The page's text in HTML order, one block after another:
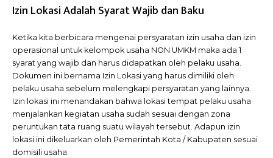
Izin Lokasi Adalah Syarat Wajib dan Baku
Ketika kita berbicara mengenai persyaratan izin usaha dan izin
operasional untuk kelompok usaha NON UMKM maka ada 1
syarat yang wajib dan harus didapatkan oleh pelaku usaha.
Dokumen ini bernama Izin Lokasi yang harus dimiliki oleh
pelaku usaha sebelum melengkapi persyaratan yang lainnya.
Izin lokasi ini menandakan bahwa lokasi tempat pelaku usaha
menjalankan kegiatan usaha sudah sesuai dengan zona
peruntukan tata ruang suatu wilayah tersebut. Adapun izin
lokasi ini dikeluarkan oleh Pemerintah Kota / Kabupaten sesuai
domisili usaha.